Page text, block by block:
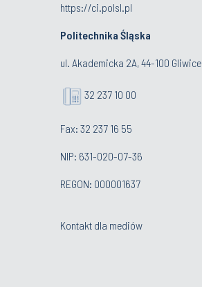
https://ci.polsl.pl
Politechnika Śląska
ul. Akademicka 2A, 44-100 Gliwice
32 237 10 00
Fax: 32 237 16 55
NIP: 631-020-07-36
REGON: 000001637
Kontakt dla mediów